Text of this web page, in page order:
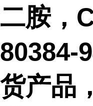
二胺，
80384-
货产品